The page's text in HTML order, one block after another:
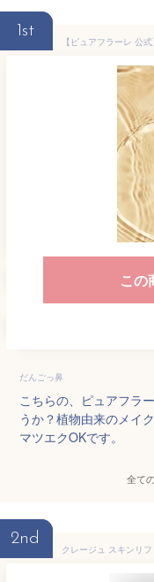
1st
この
だんごっ鼻
こちらの、ピュアフラ
うか？植物由来のメイ
マツエクOKです。
全て
2nd